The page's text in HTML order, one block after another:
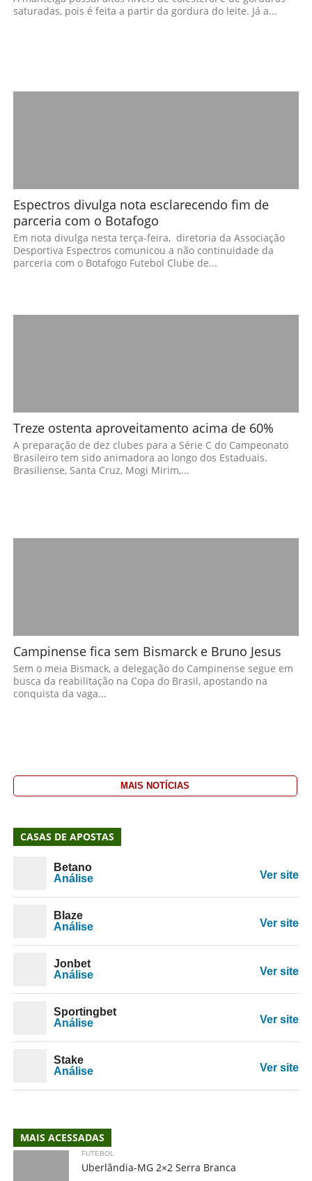
saturadas, pois é feita a partir da gordura do leite. Já a...
Espectros divulga nota esclarecendo fim de
parceria com o Botafogo
Em nota divulga nesta terça-feira, diretoria da Associação
Desportiva Espectros comunicou a não continuidade da
parceria com o Botafogo Futebol Clube de...
Treze ostenta aproveitamento acima de 60%
A preparação de dez clubes para a Série C do Campeonato
Brasileiro tem sido animadora ao longo dos Estaduais.
Brasiliense, Santa Cruz, Mogi Mirim,...
Campinense fica sem Bismarck e Bruno Jesus
Sem o meia Bismack, a delegação do Campinense segue em
busca da reabilitação na Copa do Brasil, apostando na
conquista da vaga...
MAIS NOTÍCIAS
CASAS DE APOSTAS
Betano
Análise
Ver site
Blaze
Análise
Ver site
Jonbet
Análise
Ver site
Sportingbet
Análise
Ver site
Stake
Análise
Ver site
MAIS ACESSADAS
FUTEBOL
Uberlândia-MG 2×2 Serra Branca